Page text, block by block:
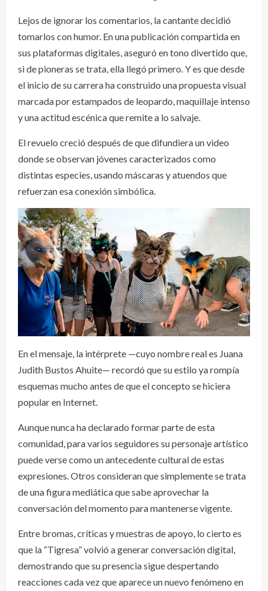
Lejos de ignorar los comentarios, la cantante decidió
tomarlos con humor. En una publicación compartida en
sus plataformas digitales, aseguró en tono divertido que,
si de pioneras se trata, ella llegó primero. Y es que desde
el inicio de su carrera ha construido una propuesta visual
marcada por estampados de leopardo, maquillaje intenso
y una actitud escénica que remite a lo salvaje.
El revuelo creció después de que difundiera un video
donde se observan jóvenes caracterizados como
distintas especies, usando máscaras y atuendos que
refuerzan esa conexión simbólica.
En el mensaje, la intérprete —cuyo nombre real es Juana
Judith Bustos Ahuite— recordó que su estilo ya rompía
esquemas mucho antes de que el concepto se hiciera
popular en Internet.
Aunque nunca ha declarado formar parte de esta
comunidad, para varios seguidores su personaje artístico
puede verse como un antecedente cultural de estas
expresiones. Otros consideran que simplemente se trata
de una figura mediática que sabe aprovechar la
conversación del momento para mantenerse vigente.
Entre bromas, críticas y muestras de apoyo, lo cierto es
que la “Tigresa” volvió a generar conversación digital,
demostrando que su presencia sigue despertando
reacciones cada vez que aparece un nuevo fenómeno en